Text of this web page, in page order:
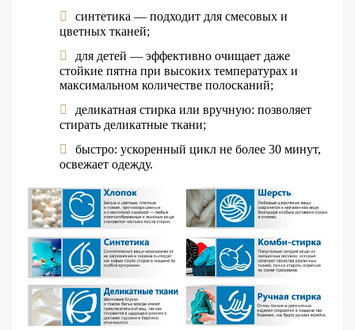
синтетика — подходит для смесовых и
цветных тканей;
для детей — эффективно очищает даже
стойкие пятна при высоких температурах и
максимальном количестве полосканий;
деликатная стирка или вручную: позволяет
стирать деликатные ткани;
быстро: ускоренный цикл не более 30 минут,
освежает одежду.